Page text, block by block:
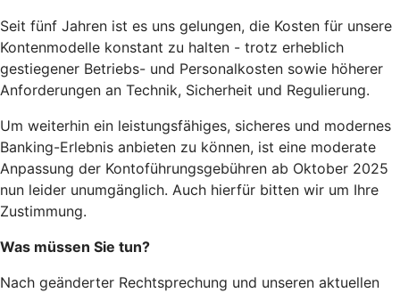
Seit fünf Jahren ist es uns gelungen, die Kosten für unsere
Kontenmodelle konstant zu halten - trotz erheblich
gestiegener Betriebs- und Personalkosten sowie höherer
Anforderungen an Technik, Sicherheit und Regulierung.
Um weiterhin ein leistungsfähiges, sicheres und modernes
Banking-Erlebnis anbieten zu können, ist eine moderate
Anpassung der Kontoführungsgebühren ab Oktober 2025
nun leider unumgänglich. Auch hierfür bitten wir um Ihre
Zustimmung.
Was müssen Sie tun?
Nach geänderter Rechtsprechung und unseren aktuellen